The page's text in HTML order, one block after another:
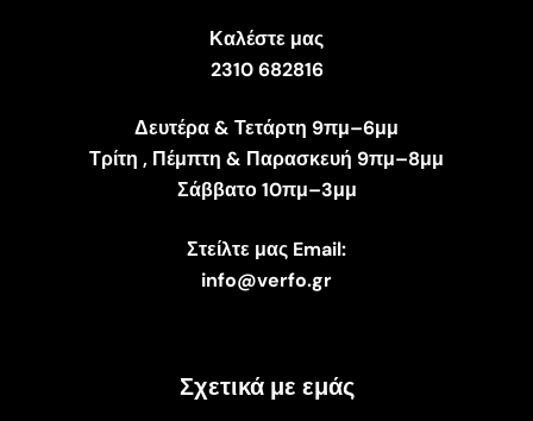
Καλέστε μας
2310 682816
Δευτέρα & Τετάρτη 9πμ–6μμ
Τρίτη , Πέμπτη & Παρασκευή 9πμ–8μμ
Σάββατο 10πμ–3μμ
Στείλτε μας Email:
info@verfo.gr
Σχετικά με εμάς